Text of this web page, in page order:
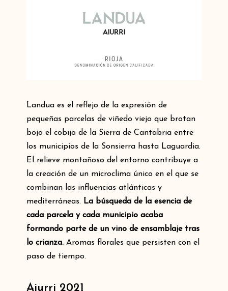
Landua es el reflejo de la expresión de
pequeñas parcelas de viñedo viejo que brotan
bojo el cobijo de la Sierra de Cantabria entre
los municipios de la Sonsierra hasta Laguardia.
El relieve montañoso del entorno contribuye a
la creación de un microclima único en el que se
combinan las influencias atlánticas y
mediterráneas. La búsqueda de la esencia de
cada parcela y cada municipio acaba
formando parte de un vino de ensamblaje tras
lo crianza. Aromas florales que persisten con el
paso de tiempo.
Aiurri 2021